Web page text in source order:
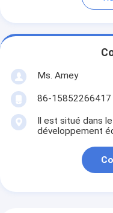
Ms. Amey
86-15852266417
Il est situé dans
développement